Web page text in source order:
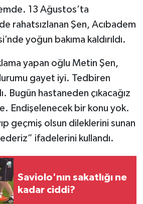
13 Ağustos’ta
rahatsızlanan Şen, Acıbadem
yoğun bakıma kaldırıldı.
yapan oğlu Metin Şen,
gayet iyi. Tedbiren
Bugün hastaneden çıkacağız
Endişelenecek bir konu yok.
geçmiş olsun dileklerini sunan
ifadelerini kullandı.
Saviolo'nın sakatlığı ne
kadar ciddi?